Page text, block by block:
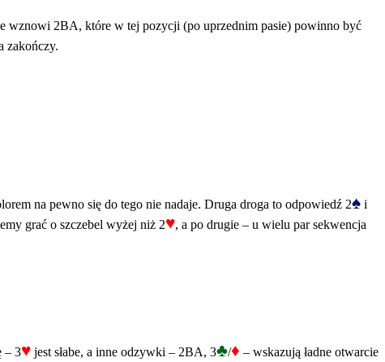
wznowi 2BA, które w tej pozycji (po uprzednim pasie) powinno być
zakończy.
na pewno się do tego nie nadaje. Druga droga to odpowiedź 2♠ i
grać o szczebel wyżej niż 2♥, a po drugie – u wielu par sekwencja
– 3♥ jest słabe, a inne odzywki – 2BA, 3♣/♦ – wskazują ładne otwarcie